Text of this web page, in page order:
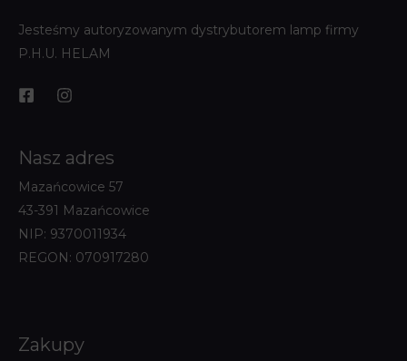
Jesteśmy autoryzowanym dystrybutorem lamp firmy
P.H.U. HELAM
Nasz adres
Mazańcowice 57
43-391 Mazańcowice
NIP: 9370011934
REGON: 070917280
Zakupy